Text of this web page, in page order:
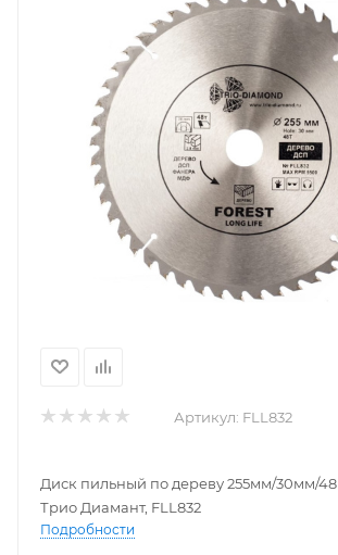
Артикул: FLL832
Диск пильный по дереву 255мм/30мм/48
Трио Диамант, FLL832
Подробности